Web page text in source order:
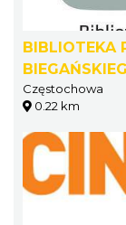
BIBLIOTEKA
Częstochowa
0.22 km